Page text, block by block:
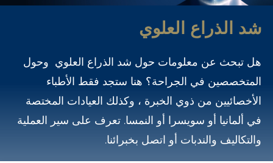
شد الذراع العلوي
هل تبحث عن معلومات حول شد الذراع العلوي وحول
المتخصصين في الجراحة؟ هنا ستجد فقط الأطباء
الأخصائيين من ذوي الخبرة ، وكذلك العيادات المختصة
في ألمانيا أو سويسرا أو النمسا. تعرف على سير العملية
والتكاليف والندبات أو اتصل بخبرائنا.